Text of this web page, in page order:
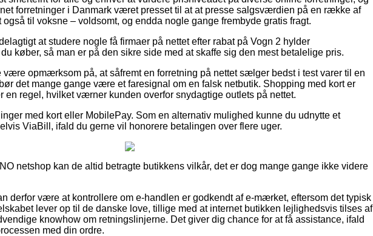
forretninger i Danmark været presset til at at presse salgsværdien på en række af
til voksne – voldsomt, og endda nogle gange frembyde gratis fragt.
at studere nogle få firmaer på nettet efter rabat på Vogn 2 hylder
køber, så man er på den sikre side med at skaffe sig den mest betalelige pris.
være opmærksom på, at såfremt en forretning på nettet sælger bedst i test varer til en
det mange gange være et faresignal om en falsk netbutik. Shopping med kort er
regel, hvilket værner kunden overfor snydagtige outlets på nettet.
med kort eller MobilePay. Som en alternativ mulighed kunne du udnytte et
ViaBill, ifald du gerne vil honorere betalingen over flere uger.
netshop kan de altid betragte butikkens vilkår, det er dog mange gange ikke videre
derfor være at kontrollere om e-handlen er godkendt af e-mærket, eftersom det typisk
lever op til de danske love, tillige med at internet butikken lejlighedsvis tilses af
knowhow om retningslinjerne. Det giver dig chance for at få assistance, ifald
med din ordre.